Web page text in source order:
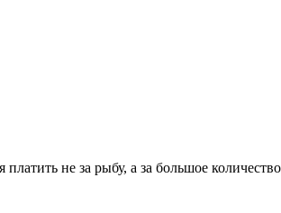
не за рыбу, а за большое